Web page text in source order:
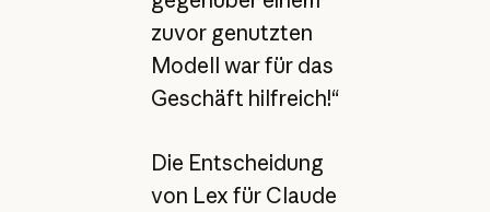
zuvor genutzten
Modell war für das
Geschäft hilfreich!“
Die Entscheidung
von Lex für Claude